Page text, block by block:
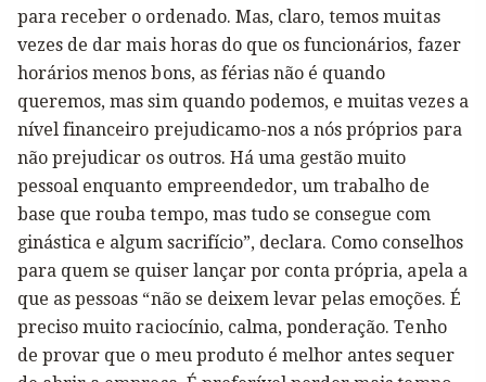
para receber o ordenado. Mas, claro, temos muitas
vezes de dar mais horas do que os funcionários, fazer
horários menos bons, as férias não é quando
queremos, mas sim quando podemos, e muitas vezes a
nível financeiro prejudicamo-nos a nós próprios para
não prejudicar os outros. Há uma gestão muito
pessoal enquanto empreendedor, um trabalho de
base que rouba tempo, mas tudo se consegue com
ginástica e algum sacrifício”, declara. Como conselhos
para quem se quiser lançar por conta própria, apela a
que as pessoas “não se deixem levar pelas emoções. É
preciso muito raciocínio, calma, ponderação. Tenho
de provar que o meu produto é melhor antes sequer